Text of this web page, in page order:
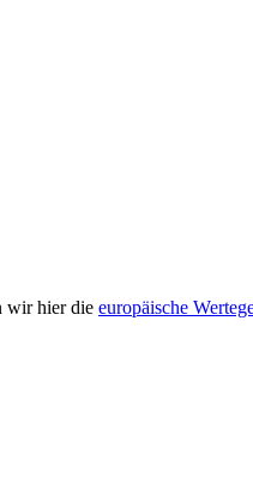
wir hier die europäische